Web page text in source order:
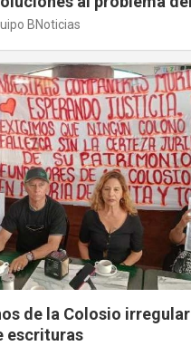
BNoticias
de la Colosio
escrituras